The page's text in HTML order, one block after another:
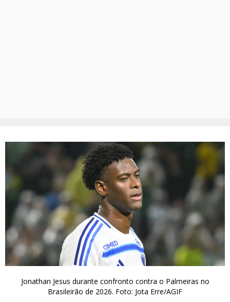
Jonathan Jesus durante confronto contra o Palmeiras no
Brasileirão de 2026. Foto: Jota Erre/AGIF